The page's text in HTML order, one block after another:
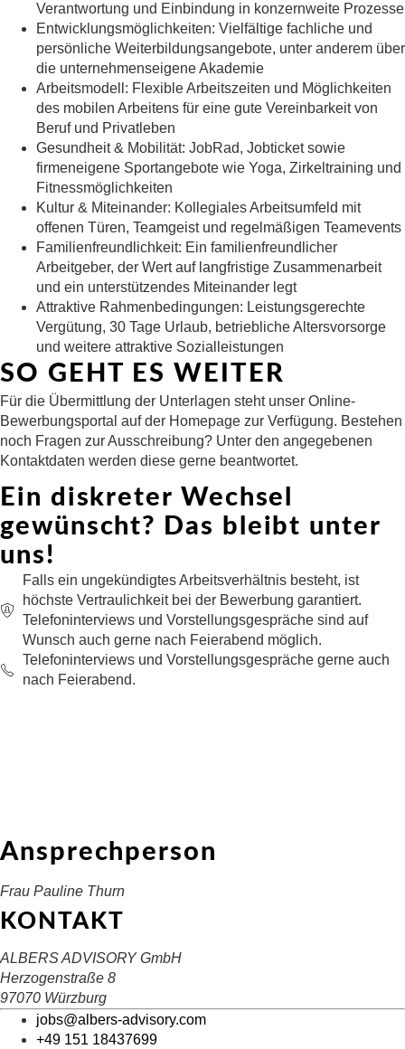
Verantwortung und Einbindung in konzernweite Prozesse
Entwicklungsmöglichkeiten: Vielfältige fachliche und
persönliche Weiterbildungsangebote, unter anderem über
die unternehmenseigene Akademie
Arbeitsmodell: Flexible Arbeitszeiten und Möglichkeiten
des mobilen Arbeitens für eine gute Vereinbarkeit von
Beruf und Privatleben
Gesundheit & Mobilität: JobRad, Jobticket sowie
firmeneigene Sportangebote wie Yoga, Zirkeltraining und
Fitnessmöglichkeiten
Kultur & Miteinander: Kollegiales Arbeitsumfeld mit
offenen Türen, Teamgeist und regelmäßigen Teamevents
Familienfreundlichkeit: Ein familienfreundlicher
Arbeitgeber, der Wert auf langfristige Zusammenarbeit
und ein unterstützendes Miteinander legt
Attraktive Rahmenbedingungen: Leistungsgerechte
Vergütung, 30 Tage Urlaub, betriebliche Altersvorsorge
und weitere attraktive Sozialleistungen
SO GEHT ES WEITER
Für die Übermittlung der Unterlagen steht unser Online-
Bewerbungsportal auf der Homepage zur Verfügung. Bestehen
noch Fragen zur Ausschreibung? Unter den angegebenen
Kontaktdaten werden diese gerne beantwortet.
Ein diskreter Wechsel
gewünscht? Das bleibt unter
uns!
Falls ein ungekündigtes Arbeitsverhältnis besteht, ist
höchste Vertraulichkeit bei der Bewerbung garantiert.
Telefoninterviews und Vorstellungsgespräche sind auf
Wunsch auch gerne nach Feierabend möglich.
Telefoninterviews und Vorstellungsgespräche gerne auch
nach Feierabend.
Ansprechperson
Frau Pauline Thurn
KONTAKT
ALBERS ADVISORY GmbH
Herzogenstraße 8
97070 Würzburg
jobs@albers-advisory.com
+49 151 18437699